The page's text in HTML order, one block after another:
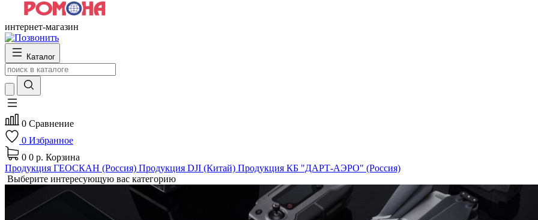
интернет-магазин
Каталог
0 Сравнение
0 Избранное
0 0 р. Корзина
Продукция ГЕОСКАН (Россия) Продукция DJI (Китай) Продукция КБ "ДАРТ-АЭРО" (Россия)
Выберите интересующую вас категорию